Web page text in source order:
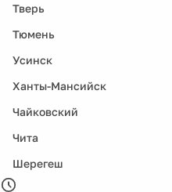
Тверь
Тюмень
Усинск
Ханты-Мансийск
Чайковский
Чита
Шерегеш